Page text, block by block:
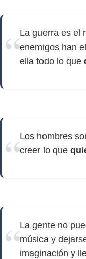
La guerra es el
enemigos han
ella todo lo que
Los hombres
creer lo que
La gente no
música y
imaginación y